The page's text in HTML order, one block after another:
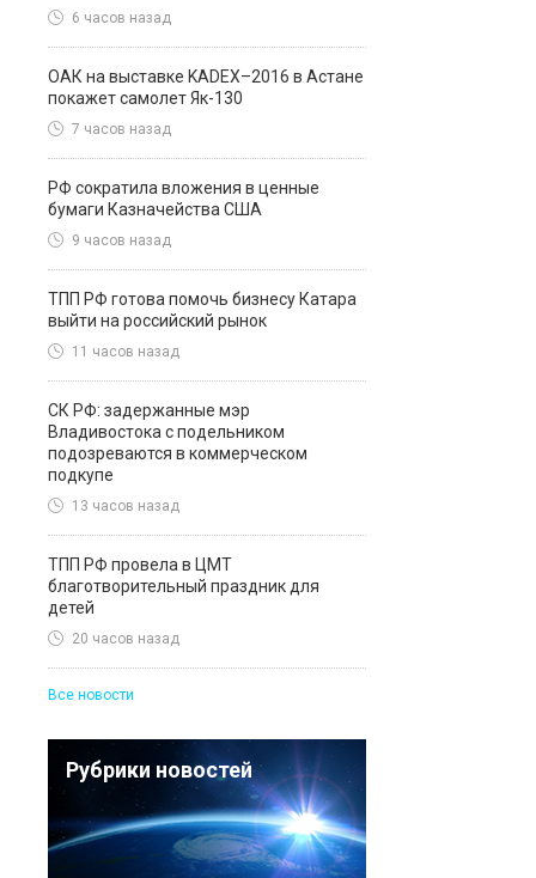
6 часов назад
ОАК на выставке KADEX–2016 в Астане
покажет самолет Як-130
7 часов назад
РФ сократила вложения в ценные
бумаги Казначейства США
9 часов назад
ТПП РФ готова помочь бизнесу Катара
выйти на российский рынок
11 часов назад
СК РФ: задержанные мэр
Владивостока с подельником
подозреваются в коммерческом
подкупе
13 часов назад
ТПП РФ провела в ЦМТ
благотворительный праздник для
детей
20 часов назад
Все новости
Рубрики новостей